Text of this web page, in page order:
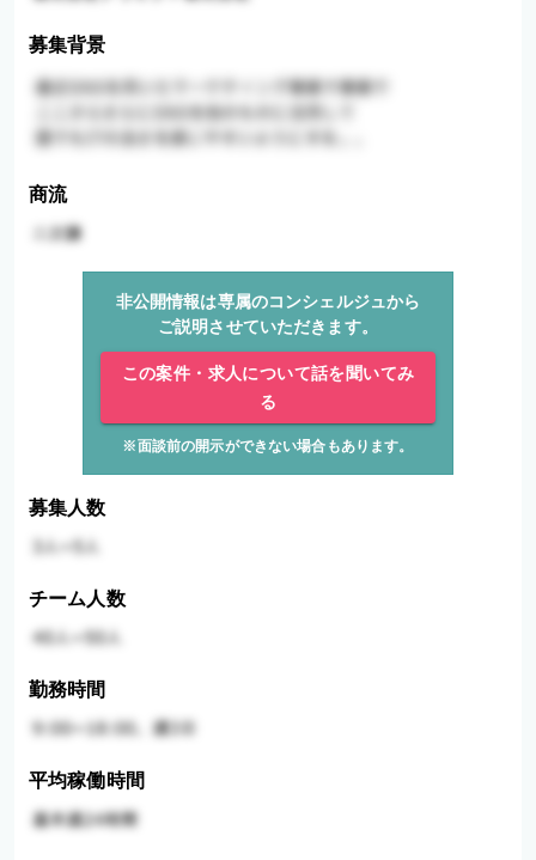
募集背景
商流
非公開情報は専属のコンシェルジュから
ご説明させていただきます。
この案件・求人について話を聞いてみ
る
※面談前の開示ができない場合もあります。
募集人数
チーム人数
勤務時間
平均稼働時間